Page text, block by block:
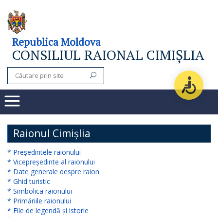
Consiliul
raional
Noutăți
Subdiviziuni
Secretarul
consiliului
raional
Aparatul
Republica Moldova
CONSILIUL RAIONAL CIMIȘLIA
Raionul Cimișlia
* Președintele raionului
* Vicepreședinte al raionului
* Date generale despre raion
* Ghid turistic
* Simbolica raionului
* Primăriile raionului
* File de legendă și istorie